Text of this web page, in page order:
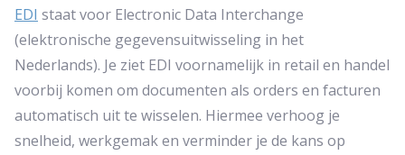
EDI staat voor Electronic Data Interchange
(elektronische gegevensuitwisseling in het
Nederlands). Je ziet EDI voornamelijk in retail en handel
voorbij komen om documenten als orders en facturen
automatisch uit te wisselen. Hiermee verhoog je
snelheid, werkgemak en verminder je de kans op